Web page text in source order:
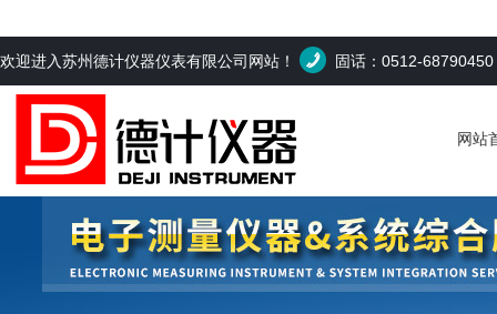
欢迎进入苏州德计仪器仪表有限公司网站！ 固话：0512-68790450
网站